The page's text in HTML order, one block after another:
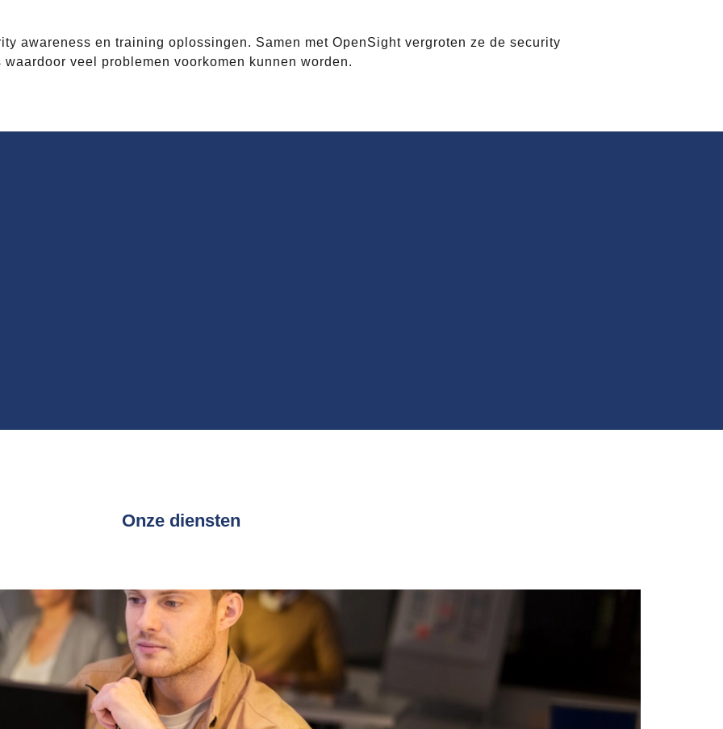
awareness en training oplossingen. Samen met OpenSight vergroten ze de security
veel problemen voorkomen kunnen worden.
Onze diensten